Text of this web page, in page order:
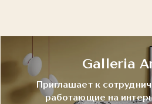
Galleria
Приглашает к
работающие на